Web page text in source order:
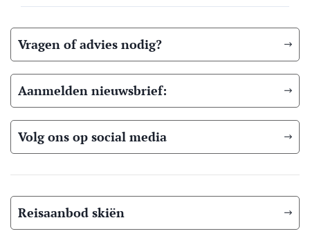
Vragen of advies nodig?
Aanmelden nieuwsbrief:
Volg ons op social media
Reisaanbod skiën